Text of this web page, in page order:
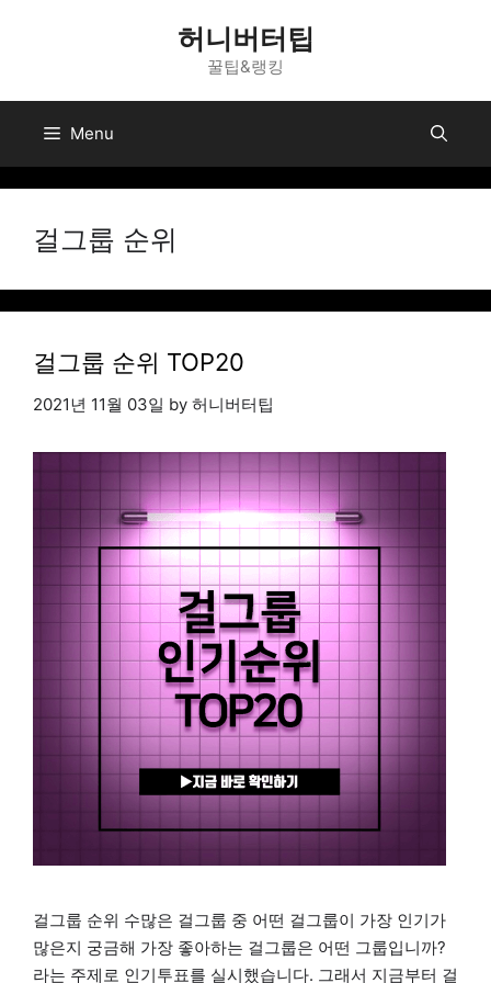
허니버터팁
꿀팁&랭킹
Menu
걸그룹 순위
걸그룹 순위 TOP20
2021년 11월 03일 by 허니버터팁
걸그룹 순위 수많은 걸그룹 중 어떤 걸그룹이 가장 인기가
많은지 궁금해 가장 좋아하는 걸그룹은 어떤 그룹입니까?
라는 주제로 인기투표를 실시했습니다. 그래서 지금부터 걸